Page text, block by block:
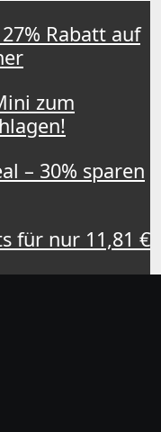
Rabatt auf
zum
– 30% sparen
für nur 11,81 €